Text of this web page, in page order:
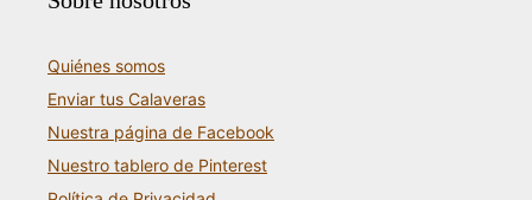
Quiénes somos
Enviar tus Calaveras
Nuestra página de Facebook
Nuestro tablero de Pinterest